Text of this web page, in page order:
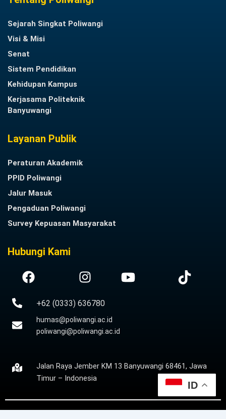
Sejarah Singkat Poliwangi
Visi & Misi
Senat
Sistem Pendidikan
Kehidupan Kampus
Kerjasama Politeknik
Banyuwangi
Layanan Publik
Peraturan Akademik
PPID Poliwangi
Jalur Masuk
Pengaduan Poliwangi
Survey Kepuasan Masyarakat
Hubungi Kami
+62 (0333) 636780
humas@poliwangi.ac.id
poliwangi@poliwangi.ac.id
Jalan Raya Jember KM 13 Banyuwangi 68461, Jawa
Timur – Indonesia
ID